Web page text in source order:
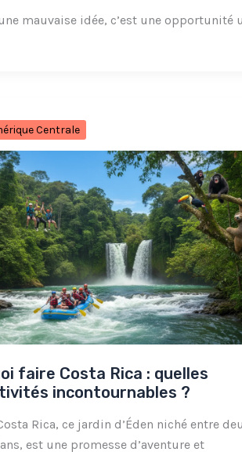
mauvaise idée, c’est une opportunité
Centrale
faire Costa Rica : quelles
incontournables ?
Rica, ce jardin d’Éden niché entre
est une promesse d’aventure et